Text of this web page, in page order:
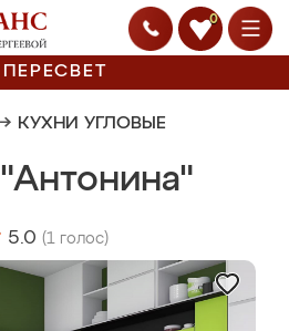
0
ПЕРЕСВЕТ
→ КУХНИ УГЛОВЫЕ
5.0 (1 голос)